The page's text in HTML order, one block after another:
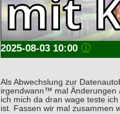
2025-08-03 10:00 🛈
Als Abwechslung zur
irgendwann™ mal Änderungen
ich mich da dran wage teste
ist. Fassen wir mal zusammen